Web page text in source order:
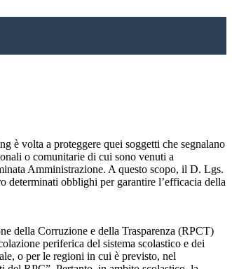
è volta a proteggere quei soggetti che segnalano
o comunitarie di cui sono venuti a
Amministrazione. A questo scopo, il D. Lgs.
determinati obblighi per garantire l’efficacia della
della Corruzione e della Trasparenza (RPCT)
periferica del sistema scolastico e dei
o per le regioni in cui è previsto, nel